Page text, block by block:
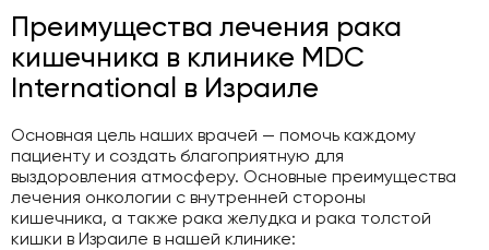
Преимущества лечения рака
кишечника в клинике MDC
International в Израиле
Основная цель наших врачей — помочь каждому
пациенту и создать благоприятную для
выздоровления атмосферу. Основные преимущества
лечения онкологии с внутренней стороны
кишечника, а также рака желудка и рака толстой
кишки в Израиле в нашей клинике: